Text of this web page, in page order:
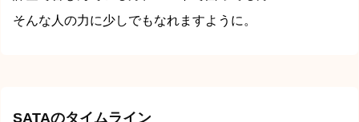
そんな人の力に少しでもなれますように。
SATAのタイムライン